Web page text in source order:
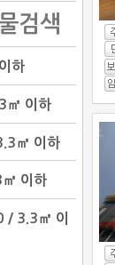
검색
하
㎡ 이하
㎡ 이하
이하
/ 3.3㎡ 이